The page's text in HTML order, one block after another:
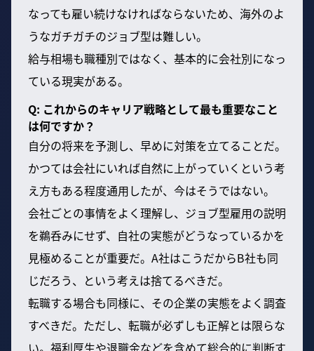
なっても雇い続けなければならないため、海外のよ
うなガチガチのジョブ型は難しい。
給与相場も職種別ではなく、基本的に会社別になっ
ている現実がある。
Q: これからのキャリア戦略として最も重要なこと
は何ですか？
自分の将来を予測し、早めに対策を立てることだ。
かつては会社にいれば自然に上がっていくという考
え方もある程度通用したが、今はそうではない。
会社ごとの事情をよく理解し、ジョブ型雇用の説明
を鵜呑みにせず、自社の実態がどうなっているかを
見極めることが重要だ。A社はこうだからB社も同
じだろう、という考えは捨てるべきだ。
転職する場合も同様に、その企業の実態をよく調査
すべきだ。ただし、転職が必ずしも正解とは限らな
い。福利厚生や退職金などを含めて総合的に判断す